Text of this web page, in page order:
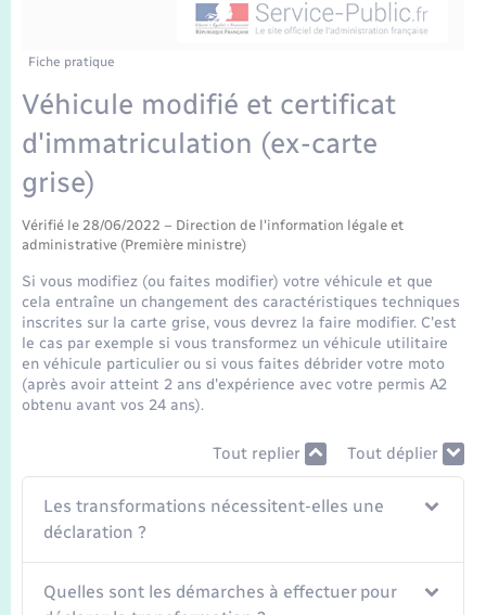
Mariage – PACS
Parrainage civil
Recensement
Fiche pratique
Véhicule modifié et certificat
d'immatriculation (ex-carte
grise)
Vérifié le 28/06/2022 – Direction de l'information légale et
administrative (Première ministre)
Si vous modifiez (ou faites modifier) votre véhicule et que
cela entraîne un changement des caractéristiques techniques
inscrites sur la carte grise, vous devrez la faire modifier. C'est
le cas par exemple si vous transformez un véhicule utilitaire
en véhicule particulier ou si vous faites débrider votre moto
(après avoir atteint 2 ans d'expérience avec votre permis A2
obtenu avant vos 24 ans).
Tout replier Tout déplier
Les transformations nécessitent-elles une
déclaration ?
Quelles sont les démarches à effectuer pour